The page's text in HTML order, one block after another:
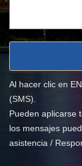
Al hacer clic en
(SMS).
Pueden aplicarse
los mensajes
asistencia /